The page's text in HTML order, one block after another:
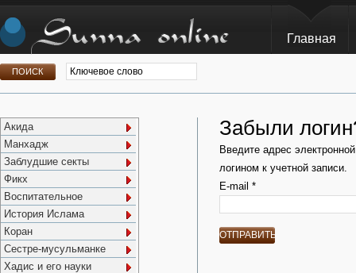
Главная
Акида
Манхадж
Заблудшие секты
Фикх
Воспитательное
История Ислама
Коран
Сестре-мусульманке
Хадис и его науки
Забыли
Введите адрес
логином к учетной записи.
E-mail *
ОТПРАВИТЬ